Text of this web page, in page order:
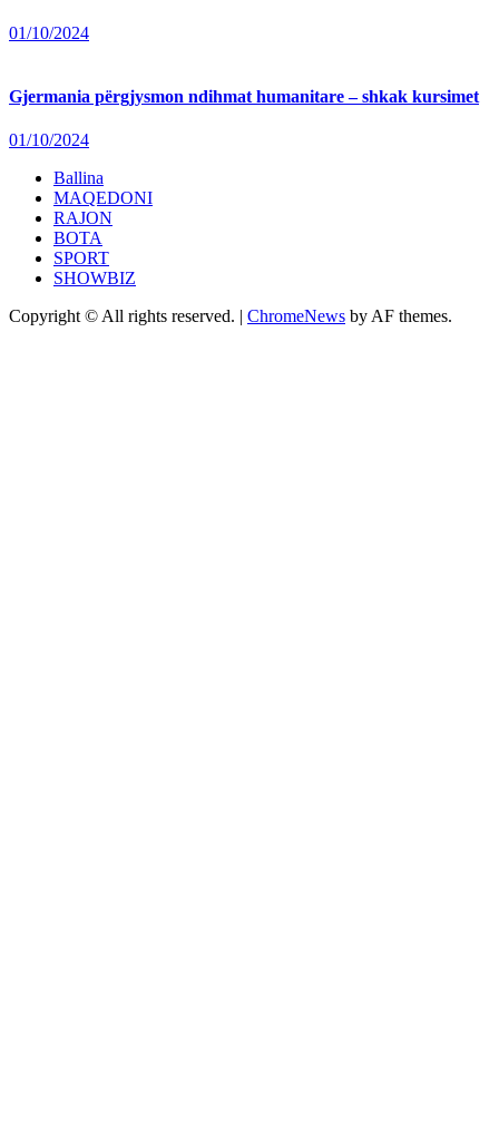
01/10/2024
Gjermania përgjysmon ndihmat humanitare – shkak kursimet
01/10/2024
Ballina
MAQEDONI
RAJON
BOTA
SPORT
SHOWBIZ
Copyright © All rights reserved.
ChromeNews by AF themes.